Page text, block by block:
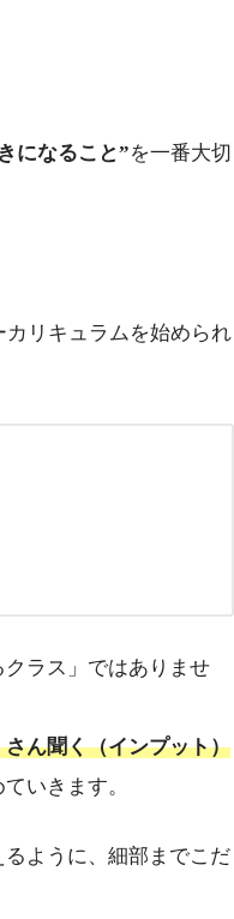
になること”を一番大切
リキュラムを始められ
ラス」ではありませ
ん聞く（インプット）
いきます。
るように、細部までこだ